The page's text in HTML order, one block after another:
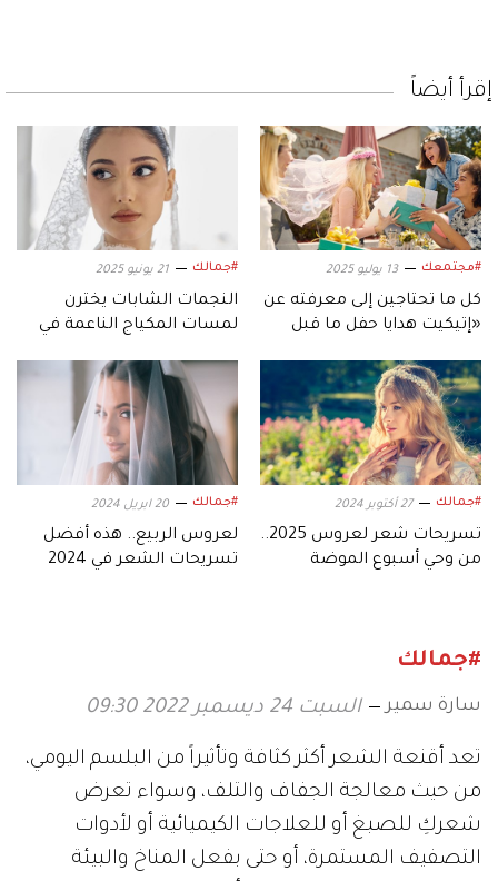
إقرأ أيضاً
#مجتمعك 13 يوليو 2025
كل ما تحتاجين إلى معرفته عن
«إتيكيت هدايا حفل ما قبل
#جمالك 21 يونيو 2025
النجمات الشابات يخترن
لمسات المكياج الناعمة في
#جمالك 27 أكتوبر 2024
تسريحات شعر لعروس 2025..
من وحي أسبوع الموضة
#جمالك 20 ابريل 2024
لعروس الربيع.. هذه أفضل
تسريحات الشعر في 2024
#جمالك
سارة سمير السبت 24 ديسمبر 2022 09:30
تعد أقنعة الشعر أكثر كثافة وتأثيراً من البلسم اليومي،
من حيث معالجة الجفاف والتلف، وسواء تعرض
شعركِ للصبغ أو للعلاجات الكيميائية أو لأدوات
التصفيف المستمرة، أو حتى بفعل المناخ والبيئة